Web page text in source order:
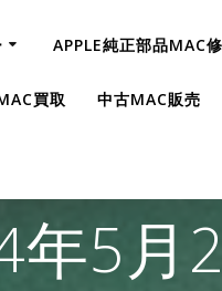
APPLE純正部品MAC
買取 中古MAC販売
年5月